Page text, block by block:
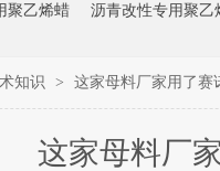
聚乙烯蜡 沥青改性专用聚乙
知识 > 这家母料厂家用了赛
这家母料厂